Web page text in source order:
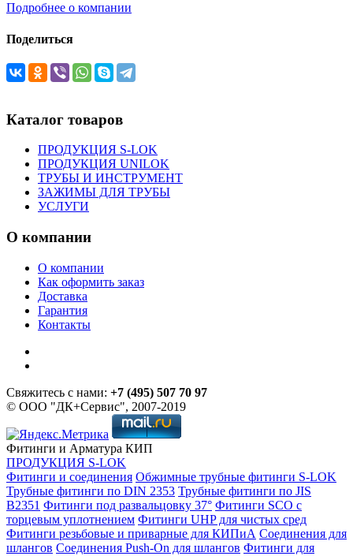
Подробнее о компании
Поделиться
Каталог товаров
ПРОДУКЦИЯ S-LOK
ПРОДУКЦИЯ UNILOK
ТРУБЫ И ИНСТРУМЕНТ
ЗАЖИМЫ ДЛЯ ТРУБЫ
УСЛУГИ
О компании
О компании
Как оформить заказ
Доставка
Гарантия
Контакты
Свяжитесь с нами: +7 (495) 507 70 97
© ООО "ДК+Сервис", 2007-2019
Фитинги и Арматура КИП
ПРОДУКЦИЯ S-LOK
Фитинги и соединения Обжимные трубные фитинги S-LOK
Трубные фитинги по DIN 2353 Трубные фитинги по JIS
B2351 Фитинги под развальцовку 37° Фитинги SCO с
торцевым уплотнением Фитинги UHP для чистых сред
Фитинги резьбовые и приварные для КИПиА Соединения для
шлангов Соединения Push-On для шлангов Фитинги для